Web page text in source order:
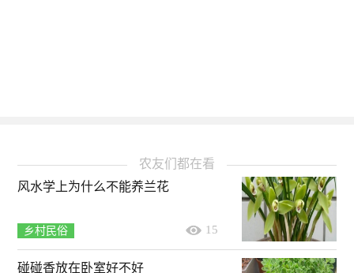
农友们都在看
风水学上为什么不能养兰花
乡村民俗 15
碰碰香放在卧室好不好